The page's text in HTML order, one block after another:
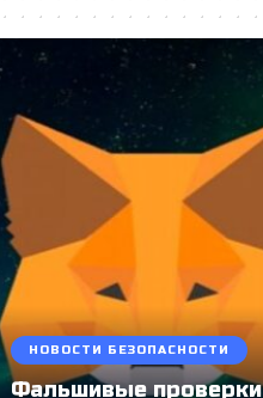
НОВОСТИ БЕЗОПАСНОСТИ
Фальшивые проверки